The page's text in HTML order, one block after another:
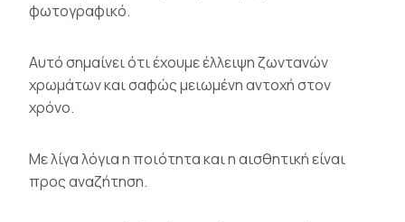
φωτογραφικό.
Αυτό σημαίνει ότι έχουμε έλλειψη ζωντανών
χρωμάτων και σαφώς μειωμένη αντοχή στον
χρόνο.
Με λίγα λόγια η ποιότητα και η αισθητική είναι
προς αναζήτηση.